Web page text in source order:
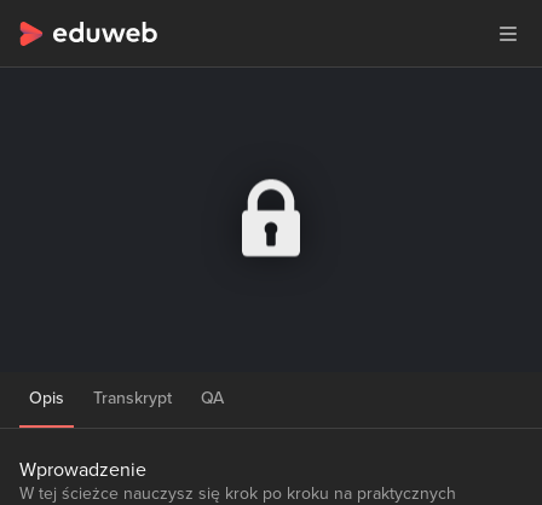
Opis Transkrypt QA
Wprowadzenie
W tej ścieżce nauczysz się krok po kroku na praktycznych